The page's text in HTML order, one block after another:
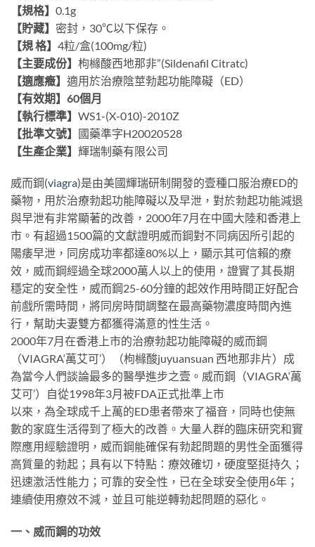
【規格】 0.1g
【貯藏】 密封，30℃以下保存。
【規 格】 4粒/盒(100mg/粒)
【主要成份】 枸櫞酸西地那非”(Sildenafil Citratc)
【適應癥】 適用於治療陰莖勃起功能障礙（ED）
【有效期】60個月
【執行標準】 WS1-(X-010)-2010Z
【批準文號】 國藥準字H20020528
【生產企業】 輝瑞制藥有限公司
威而鋼(viagra)是由美國輝瑞研制開發的壹種口服治療ED的
藥物，用於治療勃起功能障礙以及早泄，對於勃起功能減退
與早泄有非常顯著的改善，2000年7月在中國大陸和香港上
市。有超過1500篇的文獻證明威而鋼對不同病因所引起的
陽痿早泄，同房成功率都達80%以上，顯示其可信賴的療
效，威而鋼經過全球2000萬人以上的使用，證實了其長期
穩定的安全性，威而鋼25-60分鐘的起效作用時間正好配合
前戲所需時間，將同房時間調整在最高藥物濃度時間內進
行，幫助夫妻雙方都獲得滿意的性生活。
2000年7月在香港上市的治療勃起功能障礙的威而鋼
（VIAGRA‘萬艾可’）（枸櫞酸juyuansuan 西地那非片）成
為當今人們談論最多的醫學進步之壹。威而鋼（VIAGRA‘萬
艾可’）自從1998年3月被FDA正式批準上市
以來，為全球成千上萬的ED患者帶來了福音，同時也使無
數的家庭生活得到了極大的改善。大量人群的臨床研究和實
際應用經驗證明，威而鋼能確保有勃起問題的男性全面獲得
高質量的勃起；具有以下特點：療效確切，硬度堅挺持久；
迅速激活性能力；可靠的安全性，已在全球安全使用6年；
連續使用療效不減，並且可能逆轉勃起問題的惡化。
一、威而鋼的功效